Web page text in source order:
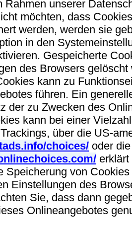
Rahmen unserer
möchten, dass
werden, werden sie
in den
Gespeicherte
des Browsers gelöscht
kann zu
führen. Ein
der zu Zwecken des
kann bei einer
über die US-
choices/ oder
Speicherung von
Einstellungen des
Sie, dass dann
Onlineangebotes